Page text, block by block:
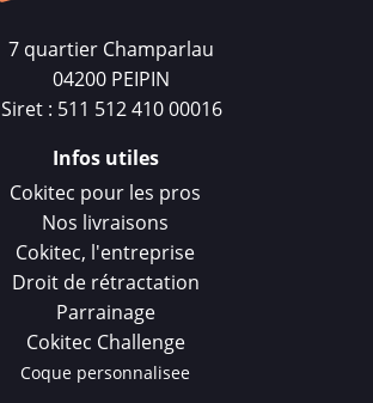
7 quartier Champarlau
04200 PEIPIN
Siret : 511 512 410 00016
Infos utiles
Cokitec pour les pros
Nos livraisons
Cokitec, l'entreprise
Droit de rétractation
Parrainage
Cokitec Challenge
Coque personnalisee